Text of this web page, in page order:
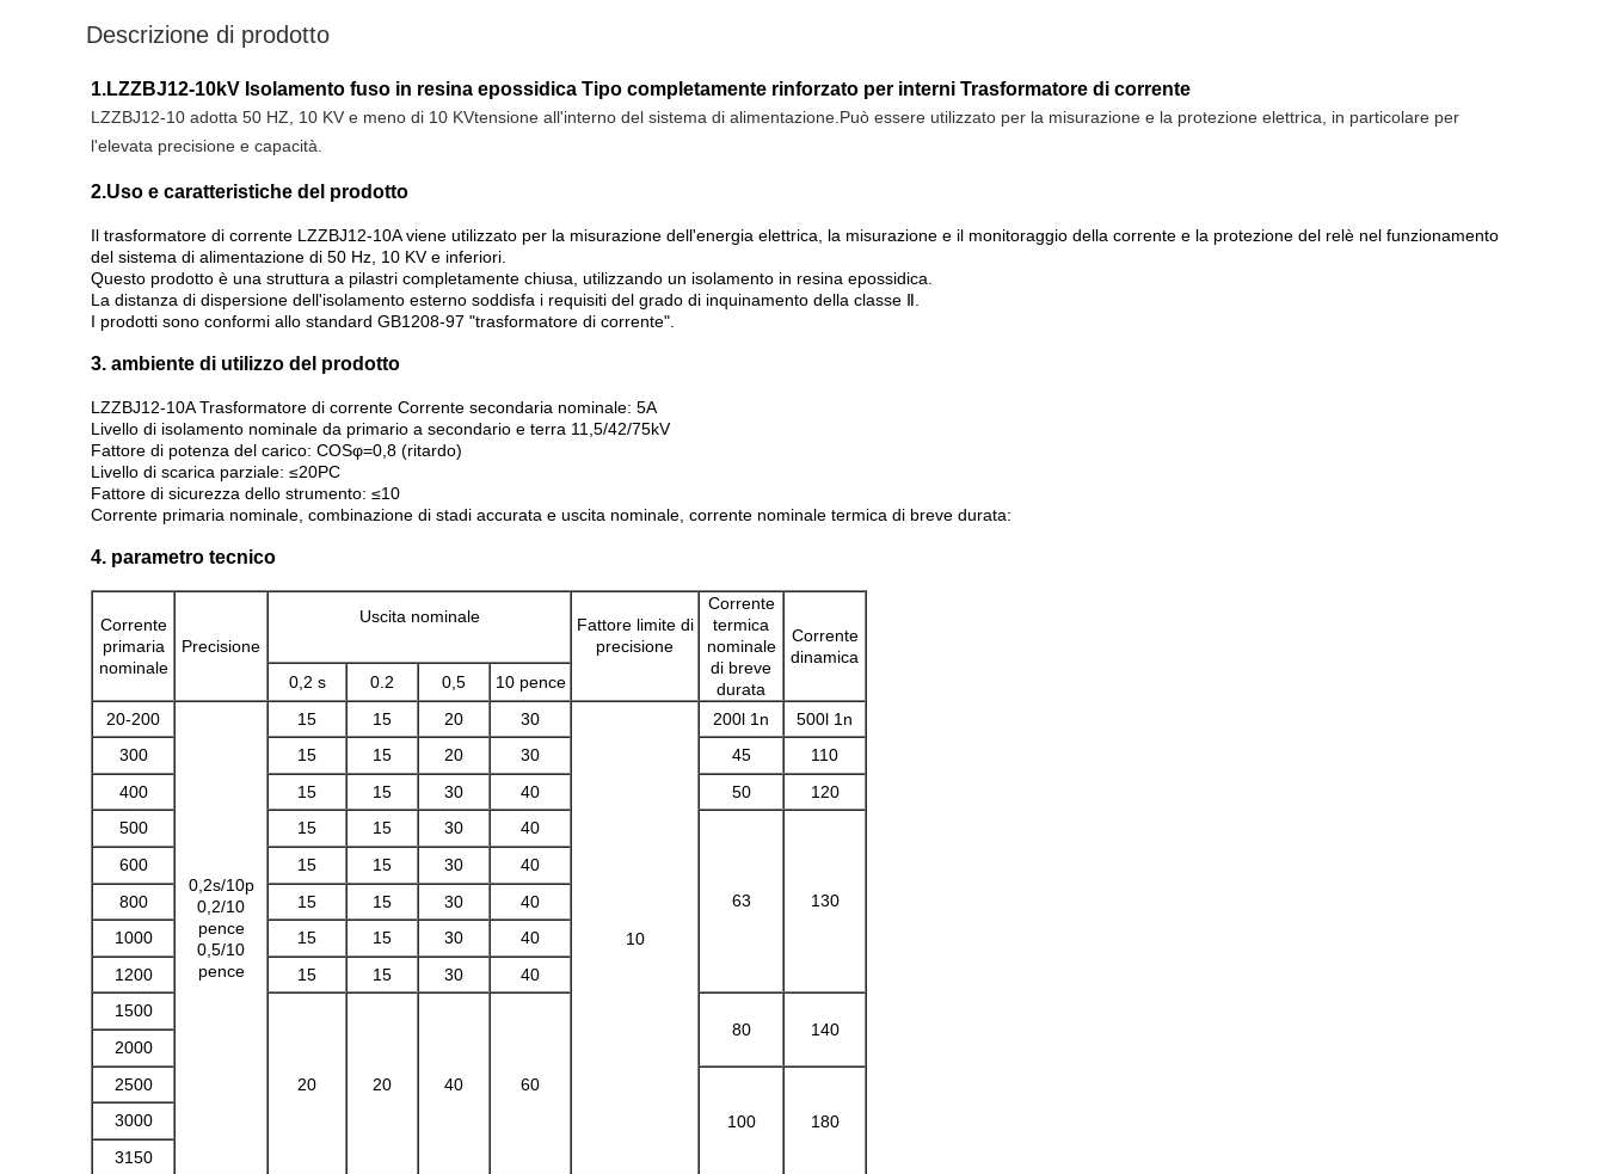
Descrizione di prodotto
1.LZZBJ12-10kV Isolamento fuso in resina epossidica Tipo completamente rinforzato per interni Trasformatore di corrente
LZZBJ12-10 adotta 50 HZ, 10 KV e meno di 10 KVtensione all'interno del sistema di alimentazione.Può essere utilizzato per la misurazione e la protezione elettrica, in particolare per
l'elevata precisione e capacità.
2.Uso e caratteristiche del prodotto
Il trasformatore di corrente LZZBJ12-10A viene utilizzato per la misurazione dell'energia elettrica, la misurazione e il monitoraggio della corrente e la protezione del relè nel funzionamento
del sistema di alimentazione di 50 Hz, 10 KV e inferiori.
Questo prodotto è una struttura a pilastri completamente chiusa, utilizzando un isolamento in resina epossidica.
La distanza di dispersione dell'isolamento esterno soddisfa i requisiti del grado di inquinamento della classe Ⅱ.
I prodotti sono conformi allo standard GB1208-97 "trasformatore di corrente".
3. ambiente di utilizzo del prodotto
LZZBJ12-10A Trasformatore di corrente Corrente secondaria nominale: 5A
Livello di isolamento nominale da primario a secondario e terra 11,5/42/75kV
Fattore di potenza del carico: COSφ=0,8 (ritardo)
Livello di scarica parziale: ≤20PC
Fattore di sicurezza dello strumento: ≤10
Corrente primaria nominale, combinazione di stadi accurata e uscita nominale, corrente nominale termica di breve durata:
4. parametro tecnico
Corrente
primaria
nominale
Precisione
Uscita nominale
Fattore limite di
precisione
Corrente
termica
nominale
di breve
durata
Corrente
dinamica
0,2 s
0.2 0,5
10 pence
20-200
0,2s/10p
0,2/10
pence
0,5/10
pence
15 15 20 30
10
200l 1n
500l 1n
300
15 15 20 30 45
110
400
15 15 30 40 50
120
500
15 15 30 40
63 130
600 15 15 30
40
800
15 15 30
40
1000
15 15 30
40
1200
15 15 30
40
1500
20 20 40 60
80
140
2000
2500
100
180
3000
3150